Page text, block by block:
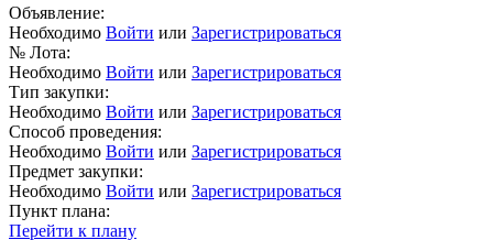
Объявление:
Необходимо Войти или Зарегистрироваться
№ Лота:
Необходимо Войти или Зарегистрироваться
Тип закупки:
Необходимо Войти или Зарегистрироваться
Способ проведения:
Необходимо Войти или Зарегистрироваться
Предмет закупки:
Необходимо Войти или Зарегистрироваться
Пункт плана:
Перейти к плану